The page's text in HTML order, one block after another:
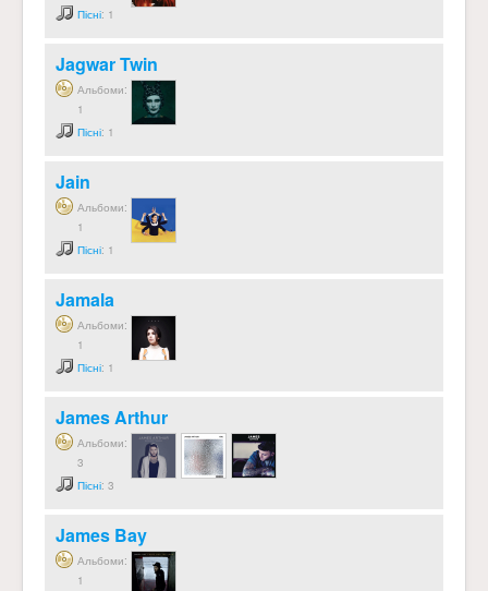
Пісні: 1
Jagwar Twin
Альбоми:
1
Пісні: 1
Jain
Альбоми:
1
Пісні: 1
Jamala
Альбоми:
1
Пісні: 1
James Arthur
Альбоми:
3
Пісні: 3
James Bay
Альбоми:
1